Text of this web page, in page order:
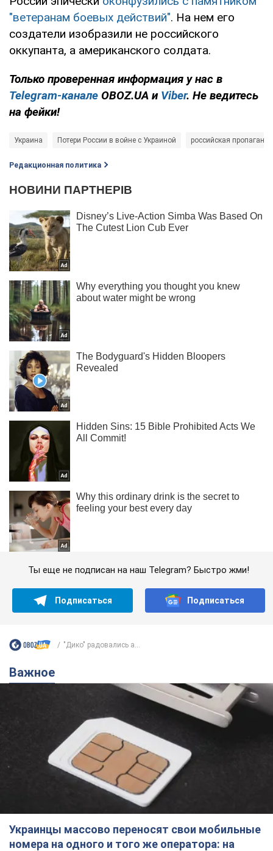
"ветеранам боевых действий". На нем его
создатели изобразили не российского
оккупанта, а американского солдата.
Только проверенная информация у нас в
Telegram-канале OBOZ.UA и Viber. Не ведитесь
на фейки!
Украина Потери России в войне с Украиной российская пропаганда
Редакционная политика
Ты еще не подписан на наш Telegram? Быстро жми!
Подписаться Подписаться
"Дико" радовались а...
Важное
Украинцы массово переносят свои мобильные
номера на одного и того же оператора: на